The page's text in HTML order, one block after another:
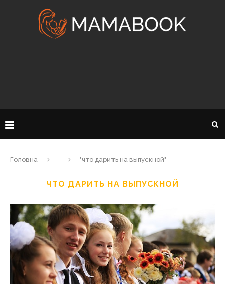
Головна "что дарить на выпускной"
ЧТО ДАРИТЬ НА ВЫПУСКНОЙ